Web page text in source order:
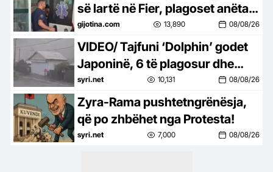
së lartë në Fier, plagoset anëtari
i grupit të Bajrajve dhe një tjetër,
si nisi sherri
gijotina.com 13,890 08/08/26
VIDEO/ Tajfuni ‘Dolphin’ godet
Japoninë, 6 të plagosur dhe
mijëra shtëpi pa energji. Kina
mbyll portet
syri.net 10,131 08/08/26
Zyra-Rama pushtetngrënësja,
që po zhbëhet nga Protesta!
syri.net 7,000 08/08/26